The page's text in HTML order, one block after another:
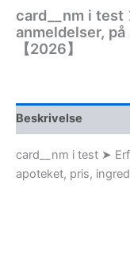
card__nm i test
anmeldelser,
【2026】
Beskrivelse
card__nm i test ➤
apoteket, pris,